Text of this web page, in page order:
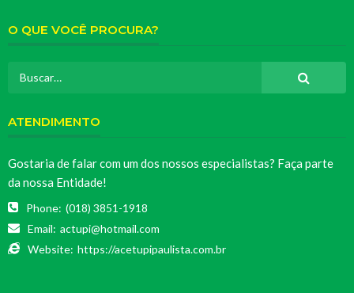
O QUE VOCÊ PROCURA?
ATENDIMENTO
Gostaria de falar com um dos nossos especialistas? Faça parte
da nossa Entidade!
Phone: (018) 3851-1918
Email: actupi@hotmail.com
Website: https://acetupipaulista.com.br